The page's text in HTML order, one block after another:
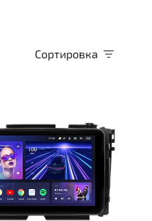
Сортировка